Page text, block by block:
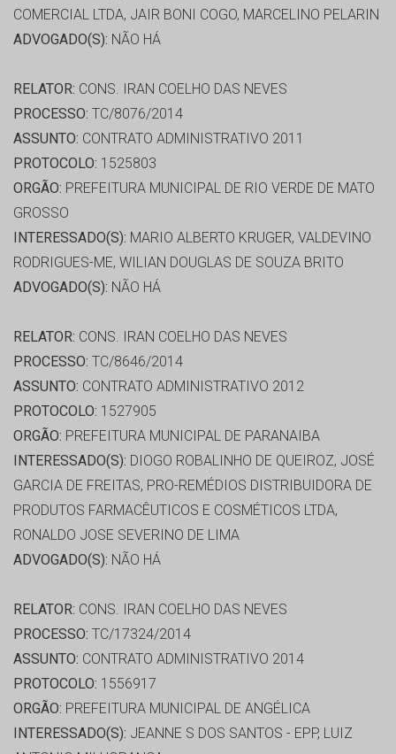
COMERCIAL LTDA, JAIR BONI COGO, MARCELINO PELARIN
ADVOGADO(S): NÃO HÁ
RELATOR: CONS. IRAN COELHO DAS NEVES
PROCESSO: TC/8076/2014
ASSUNTO: CONTRATO ADMINISTRATIVO 2011
PROTOCOLO: 1525803
ORGÃO: PREFEITURA MUNICIPAL DE RIO VERDE DE MATO
GROSSO
INTERESSADO(S): MARIO ALBERTO KRUGER, VALDEVINO
RODRIGUES-ME, WILIAN DOUGLAS DE SOUZA BRITO
ADVOGADO(S): NÃO HÁ
RELATOR: CONS. IRAN COELHO DAS NEVES
PROCESSO: TC/8646/2014
ASSUNTO: CONTRATO ADMINISTRATIVO 2012
PROTOCOLO: 1527905
ORGÃO: PREFEITURA MUNICIPAL DE PARANAIBA
INTERESSADO(S): DIOGO ROBALINHO DE QUEIROZ, JOSÉ
GARCIA DE FREITAS, PRO-REMÉDIOS DISTRIBUIDORA DE
PRODUTOS FARMACÊUTICOS E COSMÉTICOS LTDA,
RONALDO JOSE SEVERINO DE LIMA
ADVOGADO(S): NÃO HÁ
RELATOR: CONS. IRAN COELHO DAS NEVES
PROCESSO: TC/17324/2014
ASSUNTO: CONTRATO ADMINISTRATIVO 2014
PROTOCOLO: 1556917
ORGÃO: PREFEITURA MUNICIPAL DE ANGÉLICA
INTERESSADO(S): JEANNE S DOS SANTOS - EPP, LUIZ